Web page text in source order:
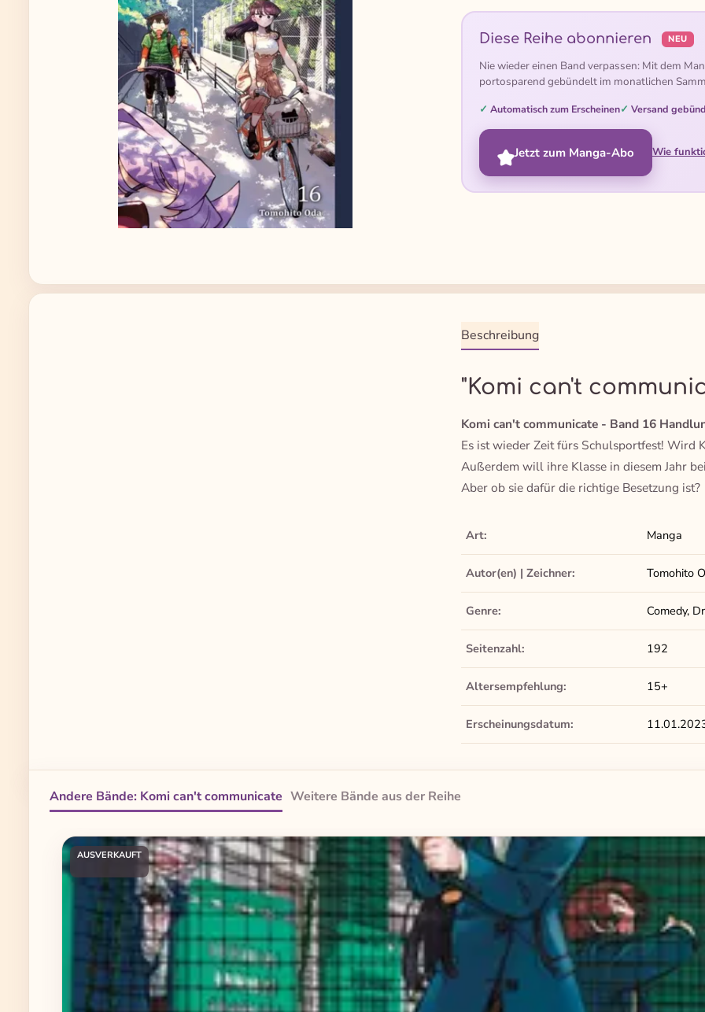
Diese Reihe abonnieren NEU
Nie wieder einen Band verpassen: Mit dem
portosparend gebündelt im monatlichen
Automatisch zum Erscheinen Versand
Jetzt zum Manga-Abo Wie
Beschreibung
"Komi can't
Komi can't communicate - Band 16
Es ist wieder Zeit fürs Schulsportfest! Wird
Außerdem will ihre Klasse in diesem Jahr
Aber ob sie dafür die richtige Besetzung ist?
Art: Manga
Autor(en) | Zeichner: Tomohito
Genre: Comedy,
Seitenzahl: 192
Altersempfehlung: 15+
Erscheinungsdatum:
Andere Bände: Komi can't communicate Weitere Bände aus der Reihe
Produktgalerie überspringen
AUSVERKAUFT